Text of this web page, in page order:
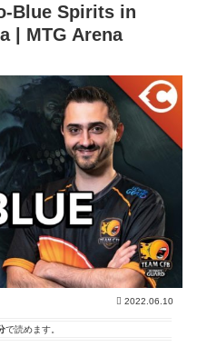
Blue Spirits in
| MTG Arena
2022.06.10
で読めます。